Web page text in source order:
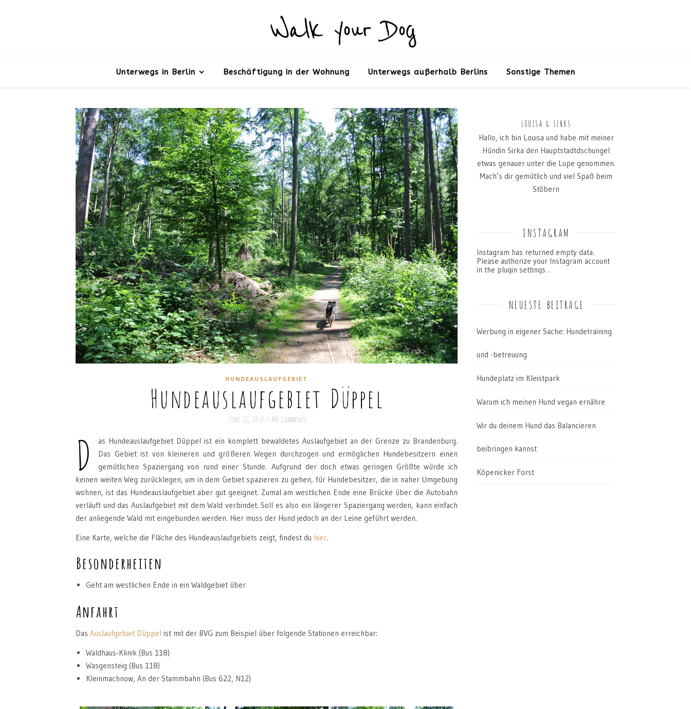
Unterwegs in Berlin Beschäftigung in der Wohnung Unterwegs außerhalb Berlins Sonstige Themen
HUNDEAUSLAUFGEBIET
Hundeauslaufgebiet Düppel
Juni 12, 2020 / No Comments
D
as Hundeauslaufgebiet Düppel ist ein komplett bewaldetes Auslaufgebiet an der Grenze zu Brandenburg.
Das Gebiet ist von kleineren und größeren Wegen durchzogen und ermöglichen Hundebesitzern einen
gemütlichen Spaziergang von rund einer Stunde. Aufgrund der doch etwas geringen Größte würde ich
keinen weiten Weg zurücklegen, um in dem Gebiet spazieren zu gehen, für Hundebesitzer, die in naher Umgebung
wohnen, ist das Hundeauslaufgebiet aber gut geeignet. Zumal am westlichen Ende eine Brücke über die Autobahn
verläuft und das Auslaufgebiet mit dem Wald verbindet. Soll es also ein längerer Spaziergang werden, kann einfach
der anliegende Wald mit eingebunden werden. Hier muss der Hund jedoch an der Leine geführt werden.
Eine Karte, welche die Fläche des Hundeauslaufgebiets zeigt, findest du hier.
Besonderheiten
Geht am westlichen Ende in ein Waldgebiet über
Anfahrt
Das Auslaufgebiet Düppel ist mit der BVG zum Beispiel über folgende Stationen erreichbar:
Waldhaus-Klinik (Bus 118)
Wasgensteig (Bus 118)
Kleinmachnow, An der Stammbahn (Bus 622, N12)
LOUISA & SIRKS
Hallo, ich bin Louisa und habe mit meiner
Hündin Sirka den Hauptstadtdschungel
etwas genauer unter die Lupe genommen.
Mach’s dir gemütlich und viel Spaß beim
Stöbern
INSTAGRAM
Instagram has returned empty data.
Please authorize your Instagram account
in the plugin settings .
NEUESTE BEITRÄGE
Werbung in eigener Sache: Hundetraining
und -betreuung
Hundeplatz im Kleistpark
Warum ich meinen Hund vegan ernähre
Wir du deinem Hund das Balancieren
beibringen kannst
Köpenicker Forst